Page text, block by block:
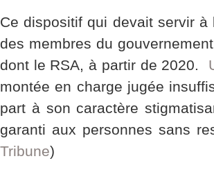
Ce dispositif qui devait servir à
des membres du
dont le RSA, à partir de 2020.
montée en charge jugée
part à son caractère
garanti aux personnes sans
Tribune)